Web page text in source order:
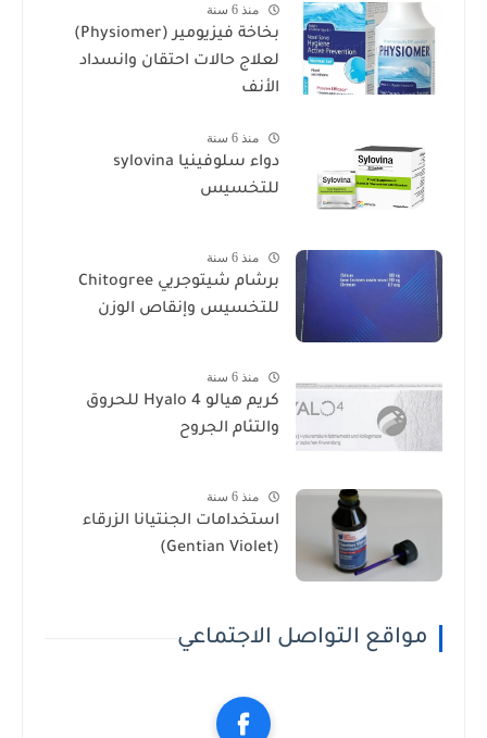
منذ 6 سنة
بخاخة فيزيومير (Physiomer)
لعلاج حالات احتقان وانسداد
الأنف
منذ 6 سنة
دواء سلوفينيا sylovina
للتخسيس
منذ 6 سنة
برشام شيتوجريي Chitogree
للتخسيس وإنقاص الوزن
منذ 6 سنة
كريم هيالو 4 Hyalo للحروق
والتئام الجروح
منذ 6 سنة
استخدامات الجنتيانا الزرقاء
(Gentian Violet)
مواقع التواصل الاجتماعي